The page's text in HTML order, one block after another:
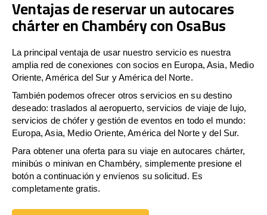
Ventajas de reservar un autocares
chárter en Chambéry con OsaBus
La principal ventaja de usar nuestro servicio es nuestra
amplia red de conexiones con socios en Europa, Asia, Medio
Oriente, América del Sur y América del Norte.
También podemos ofrecer otros servicios en su destino
deseado: traslados al aeropuerto, servicios de viaje de lujo,
servicios de chófer y gestión de eventos en todo el mundo:
Europa, Asia, Medio Oriente, América del Norte y del Sur.
Para obtener una oferta para su viaje en autocares chárter,
minibús o minivan en Chambéry, simplemente presione el
botón a continuación y envíenos su solicitud. Es
completamente gratis.